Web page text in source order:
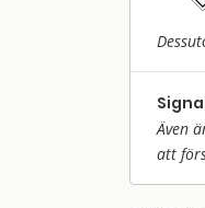
Även
att